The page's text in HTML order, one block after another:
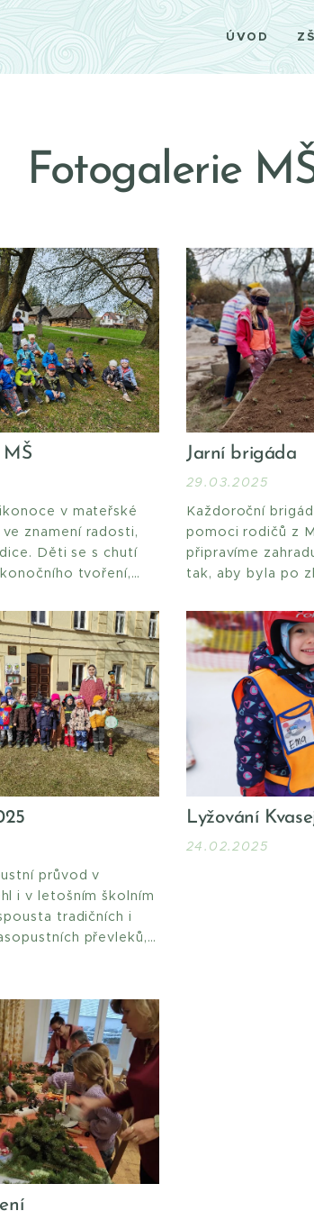
ÚVOD ZŠ
Fotogalerie
MŠ
v mateřské
znamení radosti,
Děti se s chutí
tvoření,
nám byly nejen
úsměvy na tvářích
potkali. Přejeme
Jarní brigáda
29.03.2025
Každoroční
pomoci rodičů z
připravíme
tak, aby byla po
vzdělávání co
konala v úplně
Udál se totiž
velký – zázrak. Z
který vznikl na
postupně rodila...
průvod v
i v letošním školním
tradičních i
převleků,
Lyžování
24.02.2025